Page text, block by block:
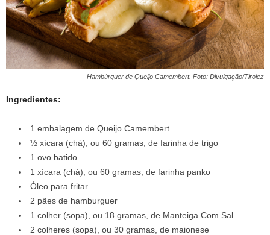
Hambúrguer de Queijo Camembert. Foto: Divulgação/Tirolez
Ingredientes:
1 embalagem de Queijo Camembert
½ xícara (chá), ou 60 gramas, de farinha de trigo
1 ovo batido
1 xícara (chá), ou 60 gramas, de farinha panko
Óleo para fritar
2 pães de hamburguer
1 colher (sopa), ou 18 gramas, de Manteiga Com Sal
2 colheres (sopa), ou 30 gramas, de maionese